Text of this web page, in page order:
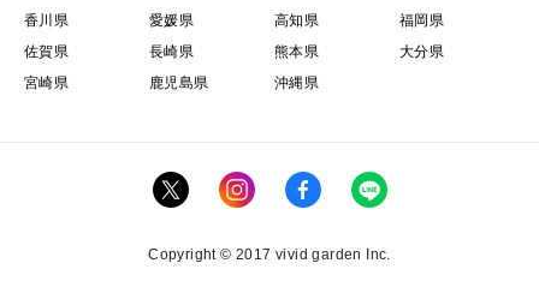
香川県
愛媛県 高知県
福岡県
佐賀県
長崎県 熊本県
大分県
宮崎県
鹿児島県 沖縄県
Copyright © 2017 vivid garden Inc.